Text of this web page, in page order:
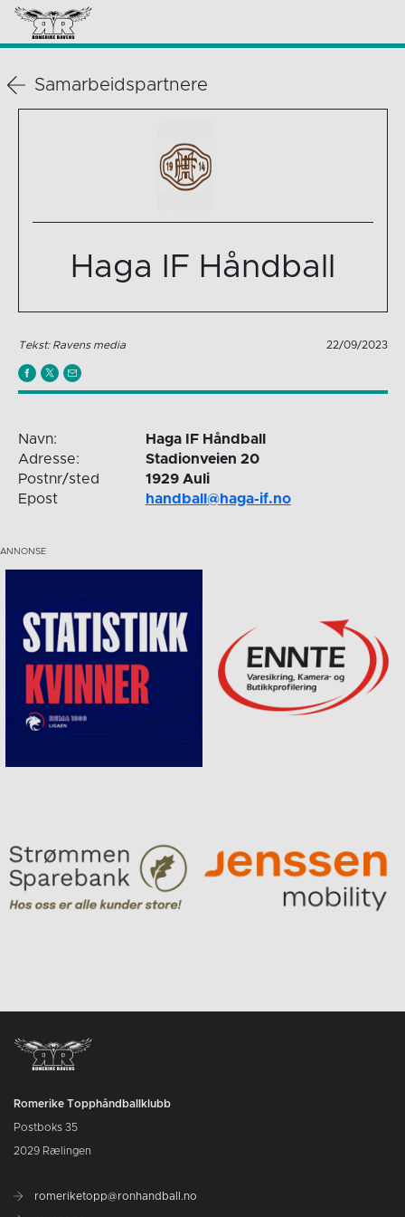
Samarbeidspartnere
Haga IF Håndball
Tekst: Ravens media 22/09/2023
Navn:
Haga IF Håndball
Adresse:
Stadionveien 20
Postnr/sted
1929 Auli
Epost
handball@haga-if.no
Romerike Topphåndballklubb
Postboks 35
2029 Rælingen
romeriketopp@ronhandball.no